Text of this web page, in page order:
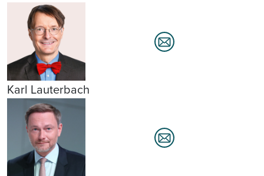
Karl Lauterbach